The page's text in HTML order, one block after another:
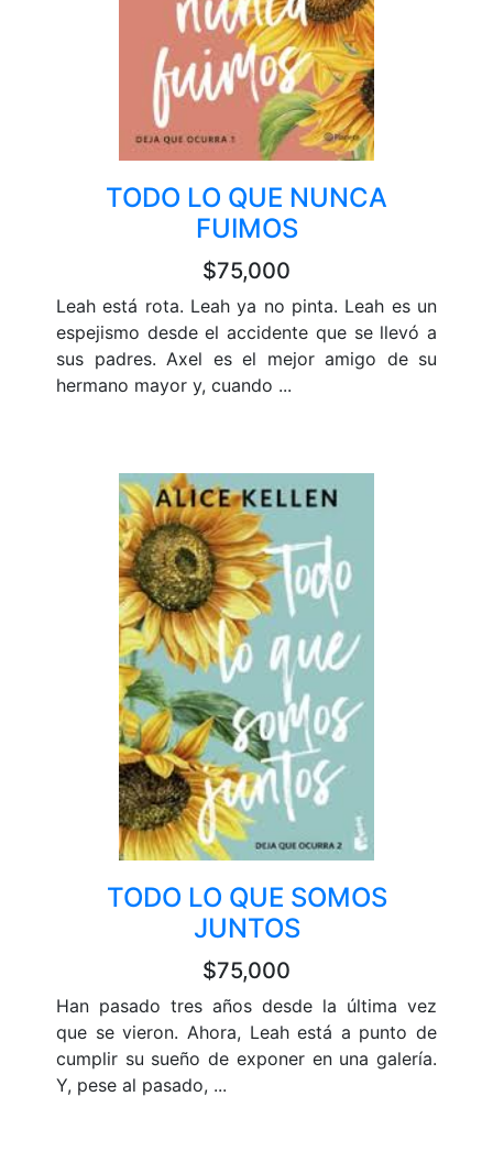
TODO LO QUE NUNCA
FUIMOS
$75,000
Leah está rota. Leah ya no pinta. Leah es un
espejismo desde el accidente que se llevó a
sus padres. Axel es el mejor amigo de su
hermano mayor y, cuando ...
TODO LO QUE SOMOS
JUNTOS
$75,000
Han pasado tres años desde la última vez
que se vieron. Ahora, Leah está a punto de
cumplir su sueño de exponer en una galería.
Y, pese al pasado, ...